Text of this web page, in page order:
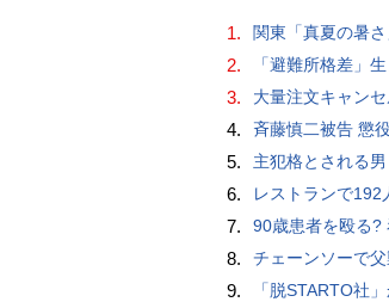
1. 関東「真夏の暑
2. 「避難所格差」
3. 大量注文キャン
4. 斉藤慎二被告 懲
5. 主犯格とされる
6. レストランで192
7. 90歳患者を殴る?
8. チェーンソーで
9. 「脱STARTO社